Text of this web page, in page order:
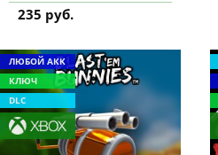
235 руб.
ЛЮБОЙ АКК
КЛЮЧ
DLC